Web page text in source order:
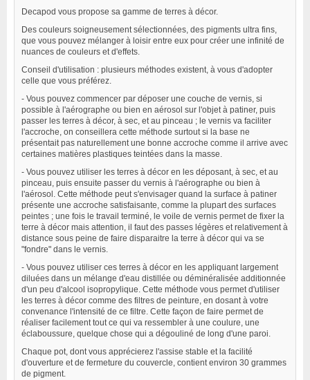
Decapod vous propose sa gamme de terres à décor.
Des couleurs soigneusement sélectionnées, des pigments ultra fins,
que vous pouvez mélanger à loisir entre eux pour créer une infinité de
nuances de couleurs et d'effets.
Conseil d'utilisation : plusieurs méthodes existent, à vous d'adopter
celle que vous préférez.
- Vous pouvez commencer par déposer une couche de vernis, si
possible à l'aérographe ou bien en aérosol sur l'objet à patiner, puis
passer les terres à décor, à sec, et au pinceau ; le vernis va faciliter
l'accroche, on conseillera cette méthode surtout si la base ne
présentait pas naturellement une bonne accroche comme il arrive avec
certaines matières plastiques teintées dans la masse.
- Vous pouvez utiliser les terres à décor en les déposant, à sec, et au
pinceau, puis ensuite passer du vernis à l'aérographe ou bien à
l'aérosol. Cette méthode peut s'envisager quand la surface à patiner
présente une accroche satisfaisante, comme la plupart des surfaces
peintes ; une fois le travail terminé, le voile de vernis permet de fixer la
terre à décor mais attention, il faut des passes légères et relativement à
distance sous peine de faire disparaitre la terre à décor qui va se
"fondre" dans le vernis.
- Vous pouvez utiliser ces terres à décor en les appliquant largement
diluées dans un mélange d'eau distillée ou déminéralisée additionnée
d'un peu d'alcool isopropylique. Cette méthode vous permet d'utiliser
les terres à décor comme des filtres de peinture, en dosant à votre
convenance l'intensité de ce filtre. Cette façon de faire permet de
réaliser facilement tout ce qui va ressembler à une coulure, une
éclaboussure, quelque chose qui a dégouliné de long d'une paroi.
Chaque pot, dont vous apprécierez l'assise stable et la facilité
d'ouverture et de fermeture du couvercle, contient environ 30 grammes
de pigment.